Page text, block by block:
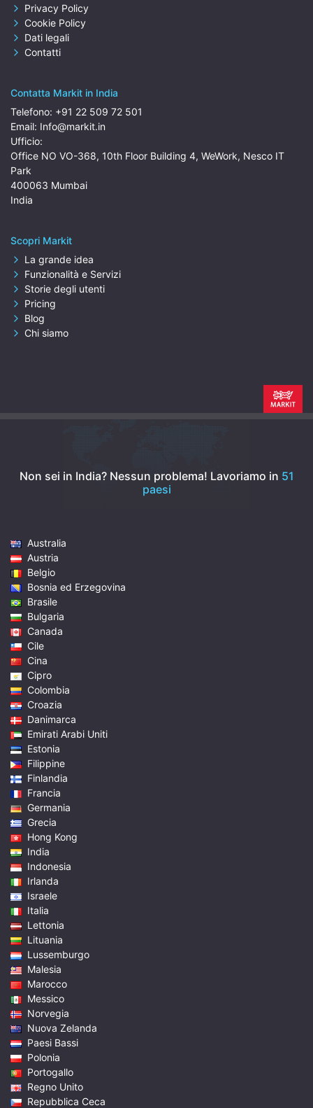
Privacy Policy
Cookie Policy
Dati legali
Contatti
Contatta Markit in India
Telefono: +91 22 509 72 501
Email: Info@markit.in
Ufficio:
Office NO VO-368, 10th Floor Building 4, WeWork, Nesco IT
Park
400063 Mumbai
India
Scopri Markit
La grande idea
Funzionalità e Servizi
Storie degli utenti
Pricing
Blog
Chi siamo
Non sei in India? Nessun problema! Lavoriamo in 51
paesi
Australia
Austria
Belgio
Bosnia ed Erzegovina
Brasile
Bulgaria
Canada
Cile
Cina
Cipro
Colombia
Croazia
Danimarca
Emirati Arabi Uniti
Estonia
Filippine
Finlandia
Francia
Germania
Grecia
Hong Kong
India
Indonesia
Irlanda
Israele
Italia
Lettonia
Lituania
Lussemburgo
Malesia
Marocco
Messico
Norvegia
Nuova Zelanda
Paesi Bassi
Polonia
Portogallo
Regno Unito
Repubblica Ceca